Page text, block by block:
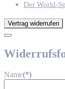
Der World-
Vertrag widerrufen
Name(*)